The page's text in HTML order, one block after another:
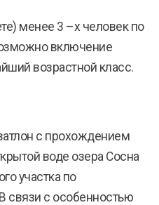
менее 3 –х человек по
включение
возрастной класс.
с прохождением
воде озера Сосна
участка по
связи с особенностью